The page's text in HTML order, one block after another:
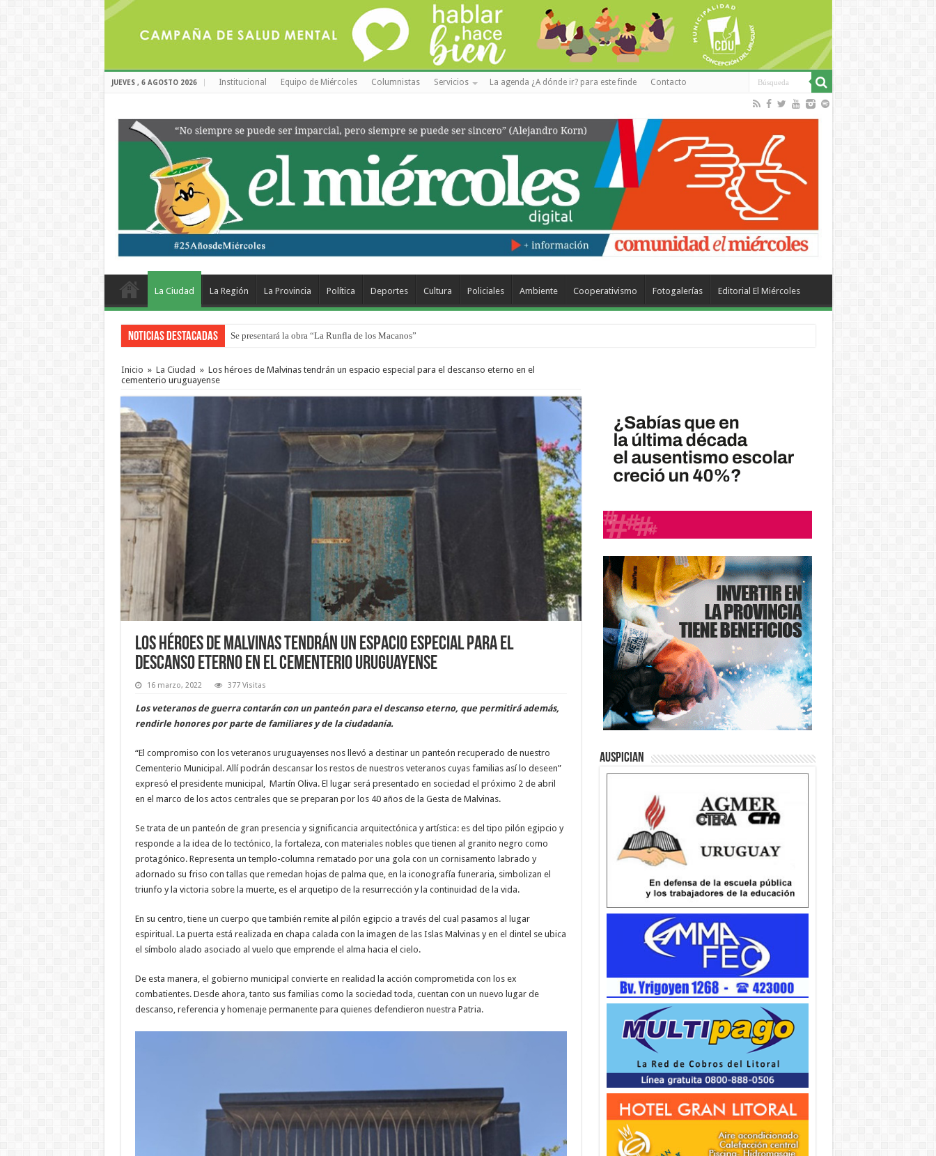
JUEVES , 6 AGOSTO 2026 Institucional Equipo de Miércoles Columnistas Servicios La agenda ¿A dónde ir? para este finde Contacto
La Ciudad La Región La Provincia Política Deportes Cultura Policiales Ambiente Cooperativismo Fotogalerías Editorial El Miércoles
Noticias Destacadas Se presentará la obra “La Runfla de los Macanos”
Preparan otro encuentro de autos clásicos y antiguos
Inicio » La Ciudad » Los héroes de Malvinas tendrán un espacio especial para el descanso eterno en el
cementerio uruguayense
Los héroes de Malvinas tendrán un espacio especial para el
descanso eterno en el cementerio uruguayense
16 marzo, 2022 377 Visitas
Los veteranos de guerra contarán con un panteón para el descanso eterno, que permitirá además,
rendirle honores por parte de familiares y de la ciudadanía.
“El compromiso con los veteranos uruguayenses nos llevó a destinar un panteón recuperado de nuestro
Cementerio Municipal. Allí podrán descansar los restos de nuestros veteranos cuyas familias así lo deseen”
expresó el presidente municipal, Martín Oliva. El lugar será presentado en sociedad el próximo 2 de abril
en el marco de los actos centrales que se preparan por los 40 años de la Gesta de Malvinas.
Se trata de un panteón de gran presencia y significancia arquitectónica y artística: es del tipo pilón egipcio y
responde a la idea de lo tectónico, la fortaleza, con materiales nobles que tienen al granito negro como
protagónico. Representa un templo-columna rematado por una gola con un cornisamento labrado y
adornado su friso con tallas que remedan hojas de palma que, en la iconografía funeraria, simbolizan el
triunfo y la victoria sobre la muerte, es el arquetipo de la resurrección y la continuidad de la vida.
En su centro, tiene un cuerpo que también remite al pilón egipcio a través del cual pasamos al lugar
espiritual. La puerta está realizada en chapa calada con la imagen de las Islas Malvinas y en el dintel se ubica
el símbolo alado asociado al vuelo que emprende el alma hacia el cielo.
De esta manera, el gobierno municipal convierte en realidad la acción comprometida con los ex
combatientes. Desde ahora, tanto sus familias como la sociedad toda, cuentan con un nuevo lugar de
descanso, referencia y homenaje permanente para quienes defendieron nuestra Patria.
Auspician